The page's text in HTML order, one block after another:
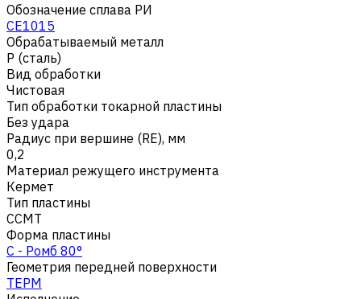
Обозначение сплава РИ
CE1015
Обрабатываемый металл
Р (сталь)
Вид обработки
Чистовая
Тип обработки токарной пластины
Без удара
Радиус при вершине (RE), мм
0,2
Материал режущего инструмента
Кермет
Тип пластины
CCMT
Форма пластины
C - Ромб 80°
Геометрия передней поверхности
TEPM